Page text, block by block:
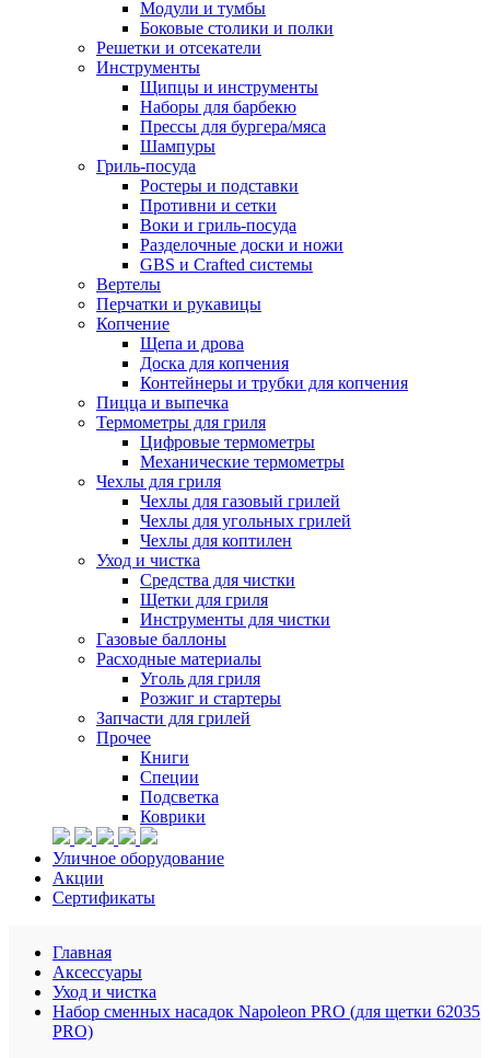
Модули и тумбы
Боковые столики и полки
Решетки и отсекатели
Инструменты
Щипцы и инструменты
Наборы для барбекю
Прессы для бургера/мяса
Шампуры
Гриль-посуда
Ростеры и подставки
Противни и сетки
Воки и гриль-посуда
Разделочные доски и ножи
GBS и Crafted системы
Вертелы
Перчатки и рукавицы
Копчение
Щепа и дрова
Доска для копчения
Контейнеры и трубки для копчения
Пицца и выпечка
Термометры для гриля
Цифровые термометры
Механические термометры
Чехлы для гриля
Чехлы для газовый грилей
Чехлы для угольных грилей
Чехлы для коптилен
Уход и чистка
Средства для чистки
Щетки для гриля
Инструменты для чистки
Газовые баллоны
Расходные материалы
Уголь для гриля
Розжиг и стартеры
Запчасти для грилей
Прочее
Книги
Специи
Подсветка
Коврики
Уличное оборудование
Акции
Сертификаты
Главная
Аксессуары
Уход и чистка
Набор сменных насадок Napoleon PRO (для щетки 62035
PRO)